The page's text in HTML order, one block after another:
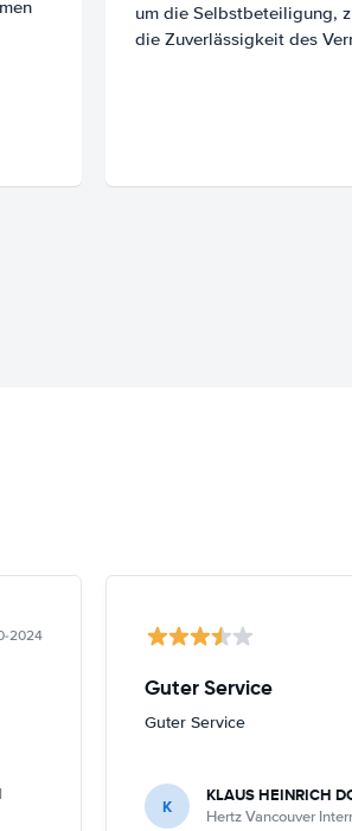
um die Selbstbeteiligung,
die Zuverlässigkeit des
2024
Guter Service
Guter Service
K KLAUS HEINRICH
Hertz Vancouver